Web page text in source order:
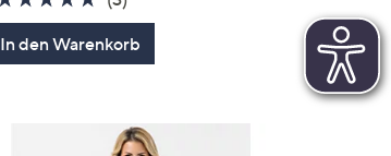
von
5
Bewertungen
In den Warenkorb